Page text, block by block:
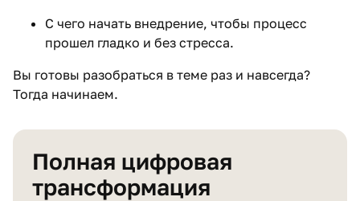
С чего начать внедрение, чтобы процесс
прошел гладко и без стресса.
Вы готовы разобраться в теме раз и навсегда?
Тогда начинаем.
Полная цифровая
трансформация